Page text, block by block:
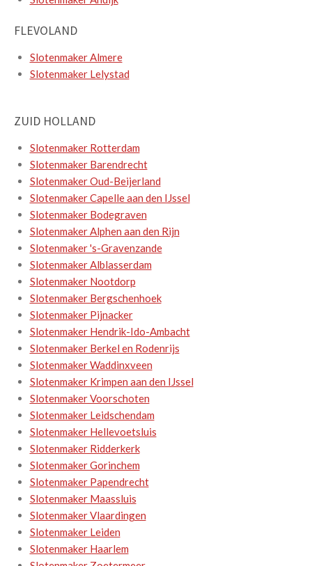
FLEVOLAND
Slotenmaker Almere
Slotenmaker Lelystad
ZUID HOLLAND
Slotenmaker Rotterdam
Slotenmaker Barendrecht
Slotenmaker Oud-Beijerland
Slotenmaker Capelle aan den IJssel
Slotenmaker Bodegraven
Slotenmaker Alphen aan den Rijn
Slotenmaker 's-Gravenzande
Slotenmaker Alblasserdam
Slotenmaker Nootdorp
Slotenmaker Bergschenhoek
Slotenmaker Pijnacker
Slotenmaker Hendrik-Ido-Ambacht
Slotenmaker Berkel en Rodenrijs
Slotenmaker Waddinxveen
Slotenmaker Krimpen aan den IJssel
Slotenmaker Voorschoten
Slotenmaker Leidschendam
Slotenmaker Hellevoetsluis
Slotenmaker Ridderkerk
Slotenmaker Gorinchem
Slotenmaker Papendrecht
Slotenmaker Maassluis
Slotenmaker Vlaardingen
Slotenmaker Leiden
Slotenmaker Haarlem